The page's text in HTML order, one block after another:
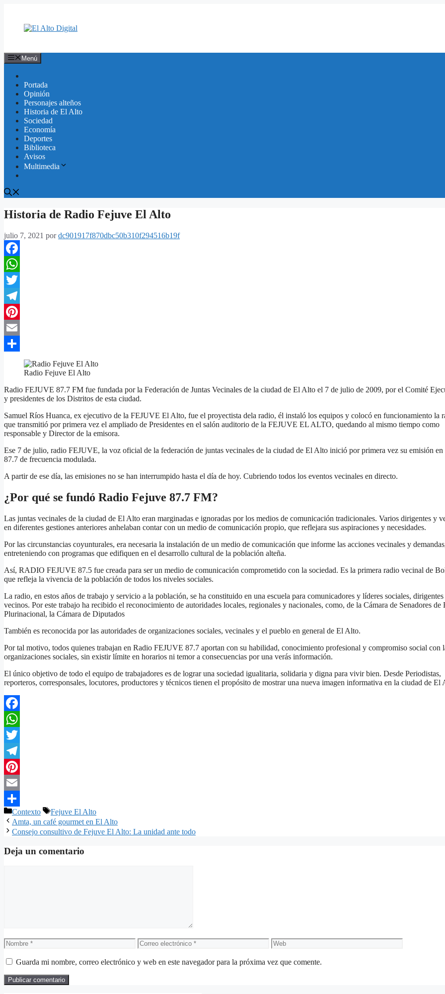
contenido
Menú
Portada
Opinión
Personajes alteños
Historia de El Alto
Sociedad
Economía
Deportes
Biblioteca
Avisos
Multimedia
Historia de Radio Fejuve El Alto
julio 7, 2021 pordc901917f870dbc50b310f294516b19f
Facebook
WhatsApp
Twitter
Telegram
Pinterest
Email
Compartir
Radio Fejuve El Alto
Radio FEJUVE 87.7 FM fue fundada por la Federación de Juntas Vecinales de la ciudad de El Alto el 7 de julio de 2009, por el Comité
y presidentes de los Distritos de esta ciudad.
Samuel Ríos Huanca, ex ejecutivo de la FEJUVE El Alto, fue el proyectista dela radio, él instaló los equipos y colocó en funcionamiento la
que transmitió por primera vez el ampliado de Presidentes en el salón auditorio de la FEJUVE EL ALTO, quedando al mismo tiempo como
responsable y Director de la emisora.
Ese 7 de julio, radio FEJUVE, la voz oficial de la federación de juntas vecinales de la ciudad de El Alto inició por primera vez su emisión en
87.7 de frecuencia modulada.
A partir de ese día, las emisiones no se han interrumpido hasta el día de hoy. Cubriendo todos los eventos vecinales en directo.
¿Por qué se fundó Radio Fejuve 87.7 FM?
Las juntas vecinales de la ciudad de El Alto eran marginadas e ignoradas por los medios de comunicación tradicionales. Varios dirigentes y
en diferentes gestiones anteriores anhelaban contar con un medio de comunicación propio, que reflejara sus aspiraciones y necesidades.
Por las circunstancias coyunturales, era necesaria la instalación de un medio de comunicación que informe las acciones vecinales y
entreteniendo con programas que edifiquen en el desarrollo cultural de la población alteña.
Así, RADIO FEJUVE 87.5 fue creada para ser un medio de comunicación comprometido con la sociedad. Es la primera radio vecinal de
que refleja la vivencia de la población de todos los niveles sociales.
La radio, en estos años de trabajo y servicio a la población, se ha constituido en una escuela para comunicadores y líderes sociales,
vecinos. Por este trabajo ha recibido el reconocimiento de autoridades locales, regionales y nacionales, como, de la Cámara de Senadores de
Plurinacional, la Cámara de Diputados
También es reconocida por las autoridades de organizaciones sociales, vecinales y el pueblo en general de El Alto.
Por tal motivo, todos quienes trabajan en Radio FEJUVE 87.7 aportan con su habilidad, conocimiento profesional y compromiso social con
organizaciones sociales, sin existir límite en horarios ni temor a consecuencias por una verás información.
El único objetivo de todo el equipo de trabajadores es de lograr una sociedad igualitaria, solidaria y digna para vivir bien. Desde Periodistas,
reporteros, corresponsales, locutores, productores y técnicos tienen el propósito de mostrar una nueva imagen informativa en la ciudad de El
Facebook
WhatsApp
Twitter
Telegram
Pinterest
Email
Compartir
Categorías
Contexto Etiquetas
Fejuve El Alto
Amta, un café gourmet en El Alto
Consejo consultivo de Fejuve El Alto: La unidad ante todo
Deja un comentario
Nombre
Correo
electrónico
Web
Guarda mi nombre, correo electrónico y web en este navegador para la próxima vez que comente.